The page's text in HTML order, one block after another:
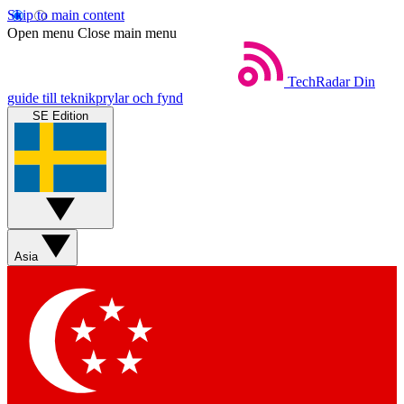
Skip to main content
Open menu Close main menu
TechRadar Din
guide till teknikprylar och fynd
SE Edition
Asia